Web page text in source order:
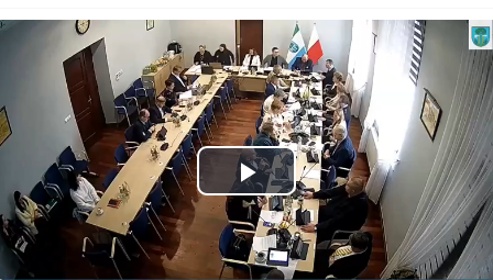
Play
Video